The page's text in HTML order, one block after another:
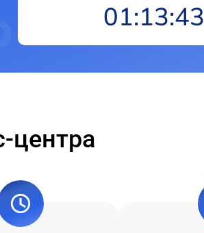
01:13:42
центра